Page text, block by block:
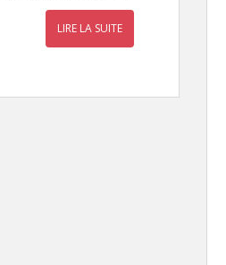
LIRE LA SUITE